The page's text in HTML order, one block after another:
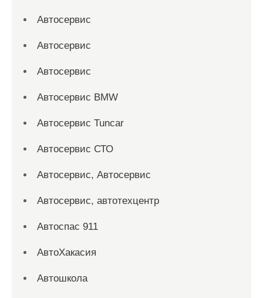
Автосервис
Автосервис
Автосервис
Автосервис BMW
Автосервис Tuncar
Автосервис СТО
Автосервис, Автосервис
Автосервис, автотехцентр
Автоспас 911
АвтоХакасия
Автошкола